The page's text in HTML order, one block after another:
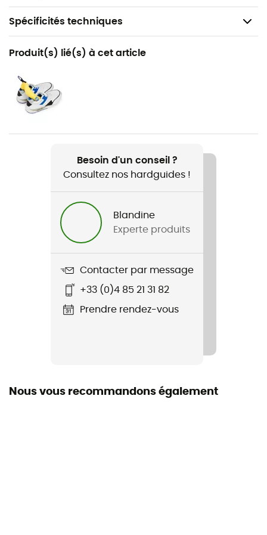
Spécificités techniques
Recommandé pour
Randonnée / Trekking
Genre
Homme / Femme
Nom du produit
Produit(s) lié(s) à cet article
Besoin d'un conseil ?
Consultez nos hardguides !
Blandine
Experte produits
Contacter par message
+33 (0)4 85 21 31 82
Prendre rendez-vous
Nous vous recommandons également